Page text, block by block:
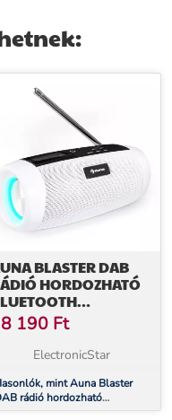
BLASTER DAB
HORDOZHATÓ
DAB+/FM, AKKU,
190 Ft
ElectronicStar
mint Auna Blaster
rádió hordozható
hangszóró,